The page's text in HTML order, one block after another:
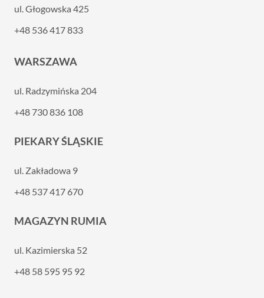
ul. Głogowska 425
+48 536 417 833
WARSZAWA
ul. Radzymińska 204
+48 730 836 108
PIEKARY ŚLĄSKIE
ul. Zakładowa 9
+48 537 417 670
MAGAZYN RUMIA
ul. Kazimierska 52
+48 58 595 95 92